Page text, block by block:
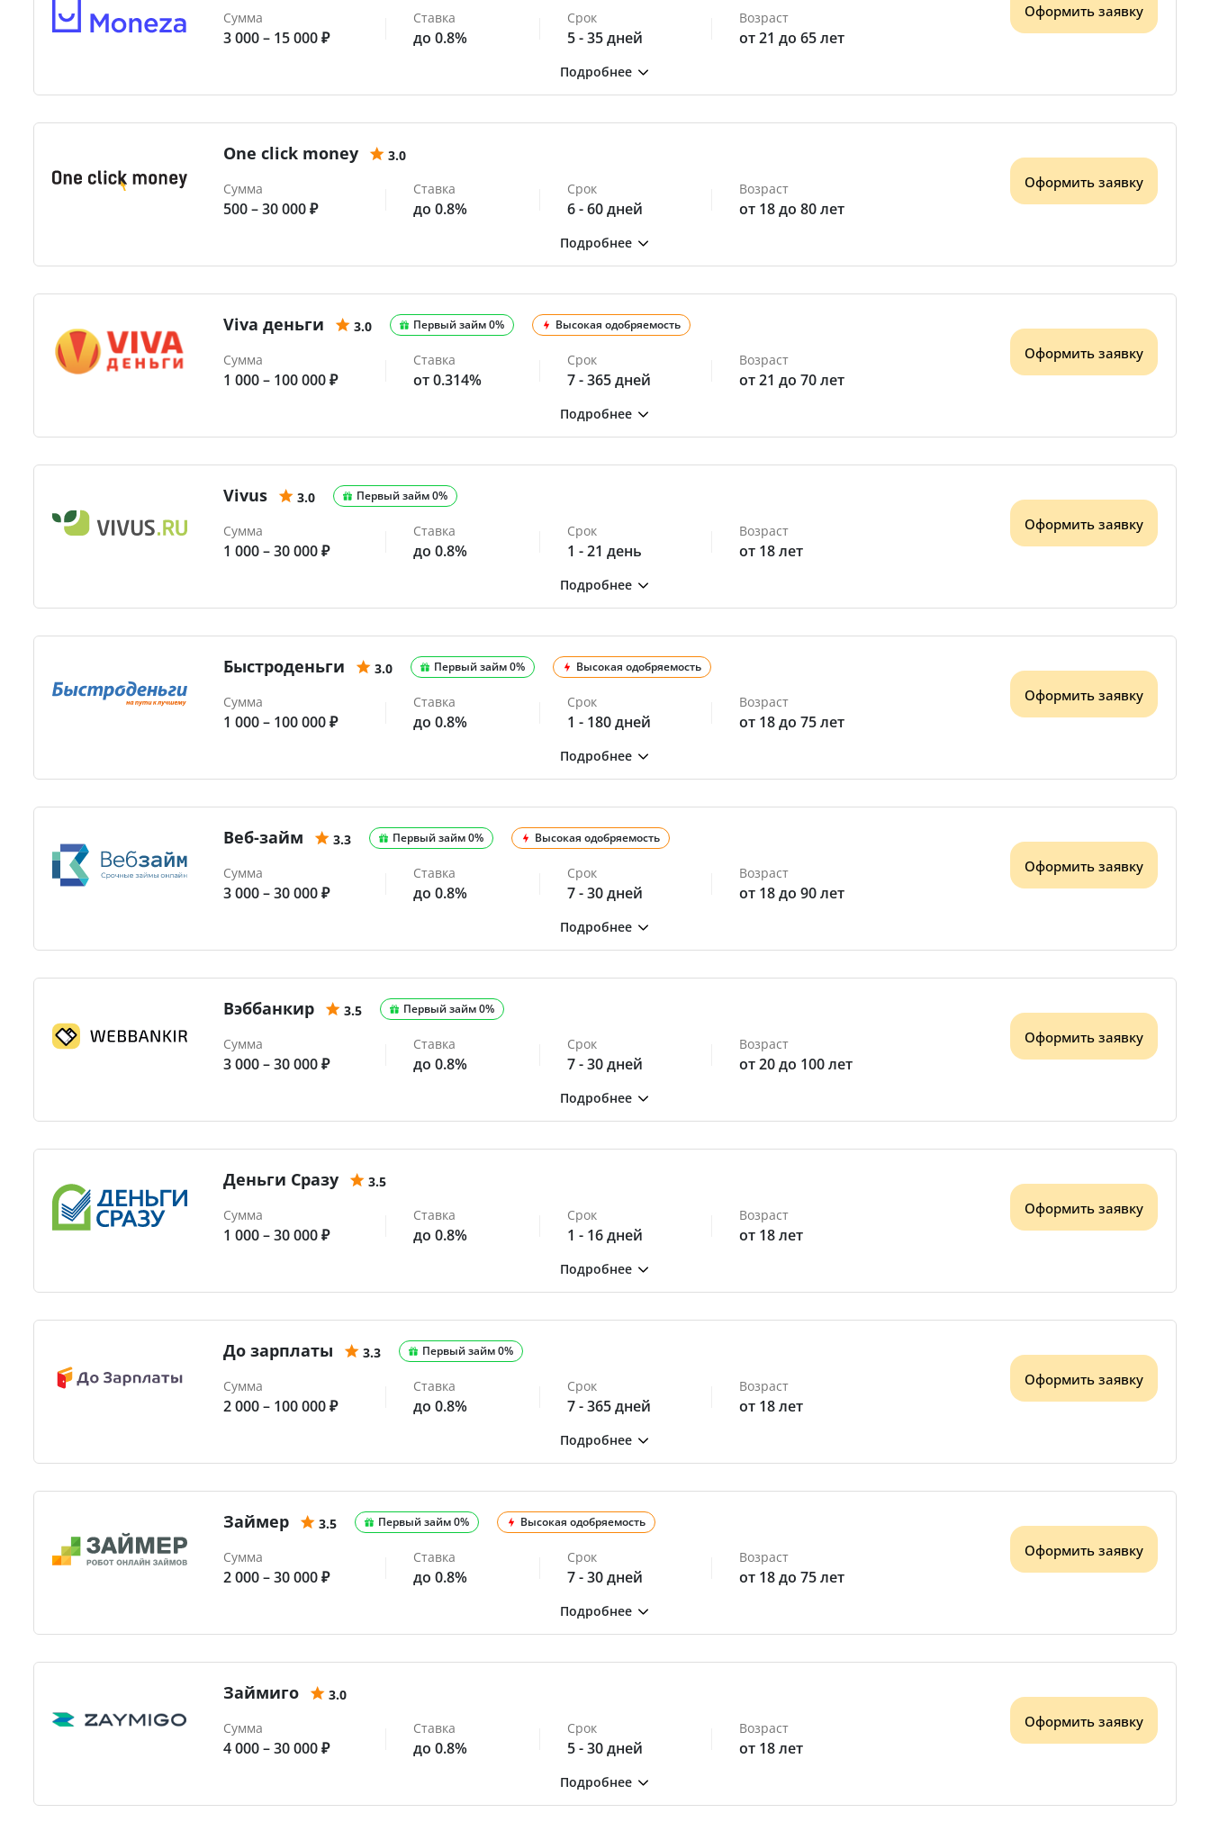
Сумма
3 000 – 15 000 ₽
Ставка
до 0.8%
Срок
5 - 35 дней
Возраст
от 21 до 65 лет
Оформить заявку
One click money
3.0
Сумма
500 – 30 000 ₽
Ставка
до 0.8%
Срок
6 - 60 дней
Возраст
от 18 до 80 лет
Оформить заявку
Viva деньги 3.0 Первый займ 0% Высокая одобряемость
Сумма
1 000 – 100 000 ₽
Ставка
от 0.314%
Срок
7 - 365 дней
Возраст
от 21 до 70 лет
Оформить заявку
Vivus 3.0 Первый займ 0%
Сумма
1 000 – 30 000 ₽
Ставка
до 0.8%
Срок
1 - 21 день
Возраст
от 18 лет
Оформить заявку
Быстроденьги 3.0 Первый займ 0% Высокая одобряемость
Сумма
1 000 – 100 000 ₽
Ставка
до 0.8%
Срок
1 - 180 дней
Возраст
от 18 до 75 лет
Оформить заявку
Веб-займ 3.3 Первый займ 0% Высокая одобряемость
Сумма
3 000 – 30 000 ₽
Ставка
до 0.8%
Срок
7 - 30 дней
Возраст
от 18 до 90 лет
Оформить заявку
Вэббанкир 3.5 Первый займ 0%
Сумма
3 000 – 30 000 ₽
Ставка
до 0.8%
Срок
7 - 30 дней
Возраст
от 20 до 100 лет
Оформить заявку
Деньги Сразу
3.5
Сумма
1 000 – 30 000 ₽
Ставка
до 0.8%
Срок
1 - 16 дней
Возраст
от 18 лет
Оформить заявку
До зарплаты 3.3 Первый займ 0%
Сумма
2 000 – 100 000 ₽
Ставка
до 0.8%
Срок
7 - 365 дней
Возраст
от 18 лет
Оформить заявку
Займер 3.5 Первый займ 0% Высокая одобряемость
Сумма
2 000 – 30 000 ₽
Ставка
до 0.8%
Срок
7 - 30 дней
Возраст
от 18 до 75 лет
Оформить заявку
Займиго
3.0
Сумма
4 000 – 30 000 ₽
Ставка
до 0.8%
Срок
5 - 30 дней
Возраст
от 18 лет
Оформить заявку